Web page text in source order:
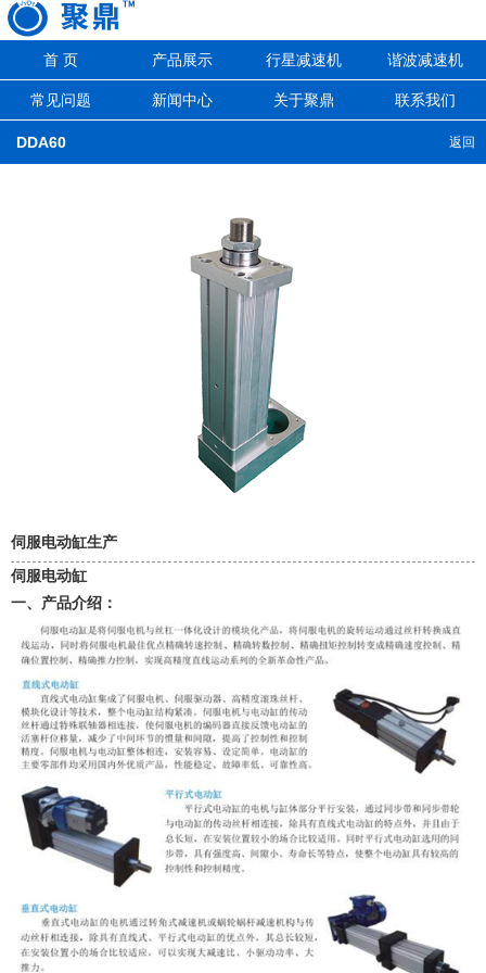
首 页 产品展示 行星减速机 谐波减速机
常见问题 新闻中心 关于聚鼎 联系我们
返回
DDA60
伺服电动缸生产
伺服电动缸
一、产品介绍：